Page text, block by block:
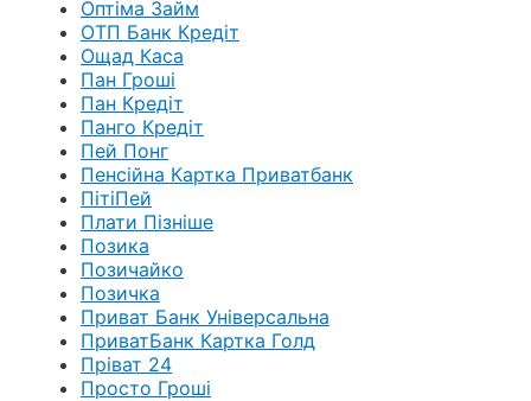
Оптіма Займ
ОТП Банк Кредіт
Ощад Каса
Пан Гроші
Пан Кредіт
Панго Кредіт
Пей Понг
Пенсійна Картка Приватбанк
ПітіПей
Плати Пізніше
Позика
Позичайко
Позичка
Приват Банк Універсальна
ПриватБанк Картка Голд
Пріват 24
Просто Гроші